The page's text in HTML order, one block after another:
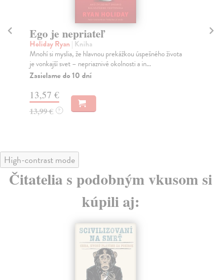
Ego je nepriateľ
Holiday Ryan | Kniha
Mnohí si myslia, že hlavnou prekážkou úspešného života
je vonkajší svet – nepriaznivé okolnosti a in...
Zasielame do 10 dní
13,57 €
13,99 € ?
High-contrast mode
Čitatelia s podobným vkusom si
kúpili aj: